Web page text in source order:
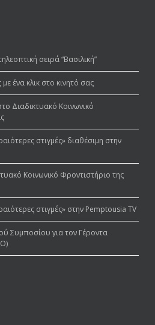
σειρά “Βασιλική”
ένα κλικ στο κινητό σας
Διαδικτυακό Κοινωνικό
στιγμές» διαθέσιμη στην
Κοινωνικό Φροντιστήριο της
στιγμές» στην Pemptousia TV
Συμποσίου για τον Γέροντα